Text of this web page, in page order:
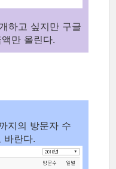
하고 싶지만 구글
만 올린다.
지의 방문자 수
바란다.